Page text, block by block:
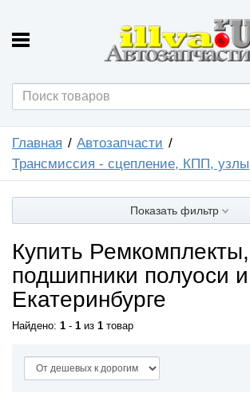
Главная
Автозапчасти
Трансмиссия - сцепление, КПП, узлы
Показать фильтр
Купить Ремкомплекты,
подшипники полуоси
Екатеринбурге
Найдено: 1 - 1 из 1 товар